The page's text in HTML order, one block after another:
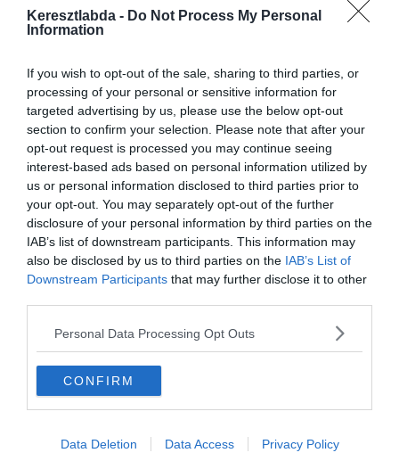
Keresztlabda - Do Not Process My Personal
Information
If you wish to opt-out of the sale, sharing to third parties, or
processing of your personal or sensitive information for
targeted advertising by us, please use the below opt-out
section to confirm your selection. Please note that after your
opt-out request is processed you may continue seeing
interest-based ads based on personal information utilized by
us or personal information disclosed to third parties prior to
your opt-out. You may separately opt-out of the further
disclosure of your personal information by third parties on the
IAB’s list of downstream participants. This information may
also be disclosed by us to third parties on the IAB’s List of
Downstream Participants that may further disclose it to other
Personal Data Processing Opt Outs
CONFIRM
Data Deletion Data Access Privacy Policy
Melyik film címét rejtik az
emojik?
Csontdaráló
Biztos csak viccel
Csonthülye